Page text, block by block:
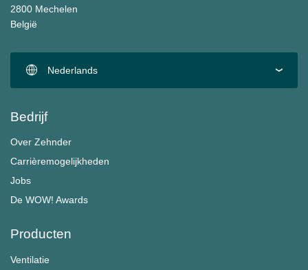
2800 Mechelen
België
Nederlands
Bedrijf
Over Zehnder
Carrièremogelijkheden
Jobs
De WOW! Awards
Producten
Ventilatie